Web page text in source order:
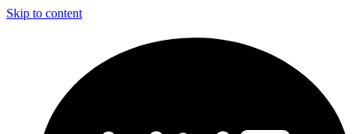
Skip to content